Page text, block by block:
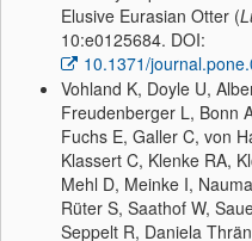
Elusive Eurasian Otter (
10:e0125684. DOI:
10.1371/
Vohland K, Doyle U,
Freudenberger L, Bonn
Fuchs E, Galler C, von
Klassert C, Klenke RA,
Mehl D, Meinke I,
Rüter S, Saathof W,
Seppelt R, Daniela